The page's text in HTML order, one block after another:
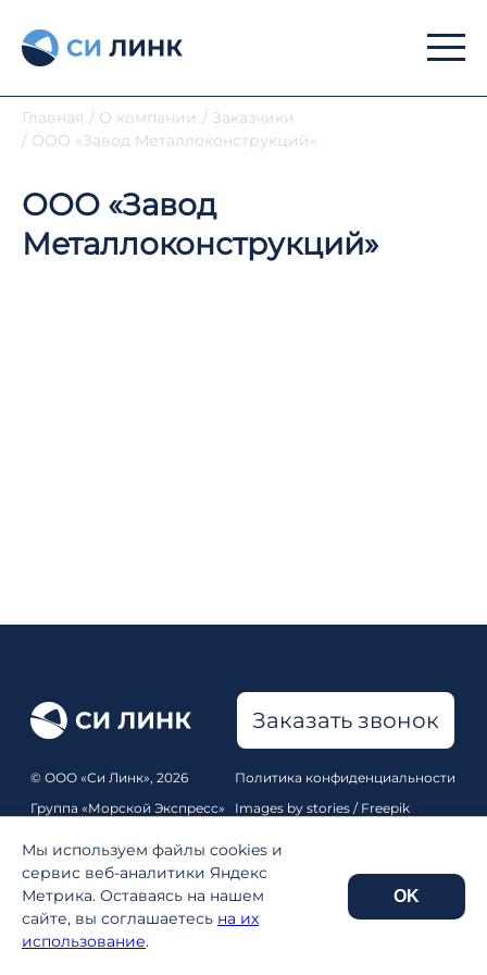
Главная / О компании / Заказчики
/ ООО «Завод Металлоконструкций»
ООО «Завод
Металлоконструкций»
© ООО «Си Линк», 2026
Группа «Морской Экспресс»
Карта сайта
Реквизиты
Политика конфиденциальности
Images by stories / Freepik
Заказать звонок
Мы используем файлы cookies и
сервис веб-аналитики Яндекс
Метрика. Оставаясь на нашем
сайте, вы соглашаетесь на их
использование.
OK